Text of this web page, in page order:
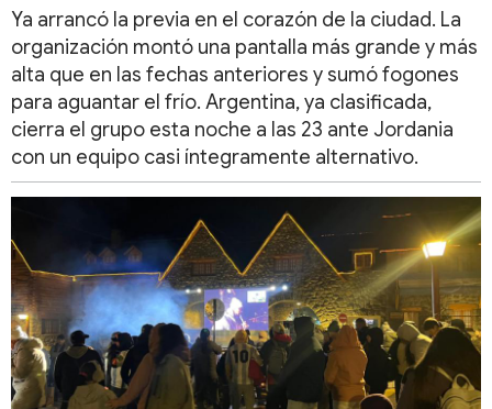
Ya arrancó la previa en el corazón de la ciudad. La
organización montó una pantalla más grande y más
alta que en las fechas anteriores y sumó fogones
para aguantar el frío. Argentina, ya clasificada,
cierra el grupo esta noche a las 23 ante Jordania
con un equipo casi íntegramente alternativo.